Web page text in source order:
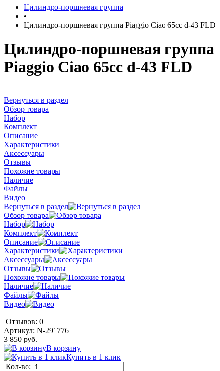
Цилиндро-поршневая группа
•
Цилиндро-поршневая группа Piaggio Ciao 65cc d-43 FLD
Цилиндро-поршневая группа
Piaggio Ciao 65cc d-43 FLD
Вернуться в раздел
Обзор товара
Набор
Комплект
Описание
Характеристики
Аксессуары
Отзывы
Похожие товары
Наличие
Файлы
Видео
Вернуться в раздел
Обзор товара
Набор
Комплект
Описание
Характеристики
Аксессуары
Отзывы
Похожие товары
Наличие
Файлы
Видео
Отзывов: 0
Артикул: N-291776
3 850 руб.
В корзину
Купить в 1 клик
Кол-во: